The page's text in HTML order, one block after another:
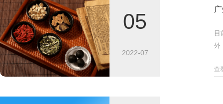
05
2022-07
外
查